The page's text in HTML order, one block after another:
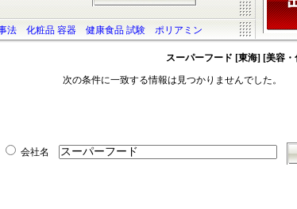
法 化粧品 容器 健康食品 試験 ポリアミン
スーパーフード [東海] [美容・
次の条件に一致する情報は見つかりませんでした。
会社名